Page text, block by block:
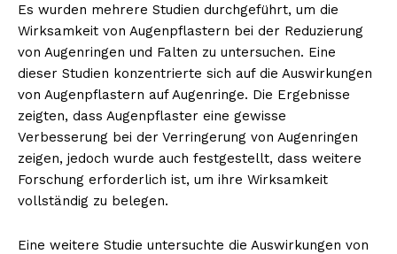
Es wurden mehrere Studien durchgeführt, um die
Wirksamkeit von Augenpflastern bei der Reduzierung
von Augenringen und Falten zu untersuchen. Eine
dieser Studien konzentrierte sich auf die Auswirkungen
von Augenpflastern auf Augenringe. Die Ergebnisse
zeigten, dass Augenpflaster eine gewisse
Verbesserung bei der Verringerung von Augenringen
zeigen, jedoch wurde auch festgestellt, dass weitere
Forschung erforderlich ist, um ihre Wirksamkeit
vollständig zu belegen.
Eine weitere Studie untersuchte die Auswirkungen von